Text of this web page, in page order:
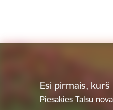
Esi pirmais, kurš
Piesakies Talsu